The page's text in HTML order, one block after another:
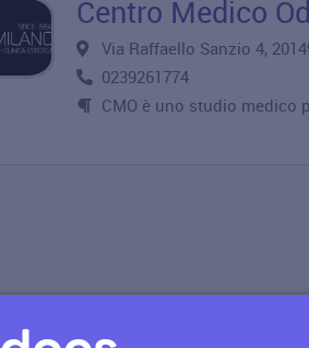
Centro Medico
Via Raffaello Sanzio 4,
0239261774
CMO è uno studio medico